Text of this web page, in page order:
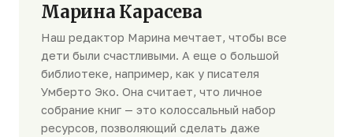
Марина Карасева
Наш редактор Марина мечтает, чтобы все
дети были счастливыми. А еще о большой
библиотеке, например, как у писателя
Умберто Эко. Она считает, что личное
собрание книг — это колоссальный набор
ресурсов, позволяющий сделать даже